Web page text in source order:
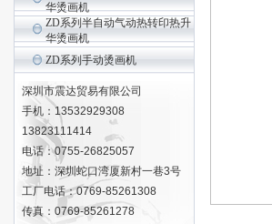
华烫画机
ZD系列半自动气动热转印热升
华烫画机
ZD系列手动烫画机
深圳市震达贸易有限公司
手机：13532929308
13823111414
电话：0755-26825057
地址：深圳蛇口湾厦新村一巷3号
工厂电话：0769-85261308
传真：0769-85261278